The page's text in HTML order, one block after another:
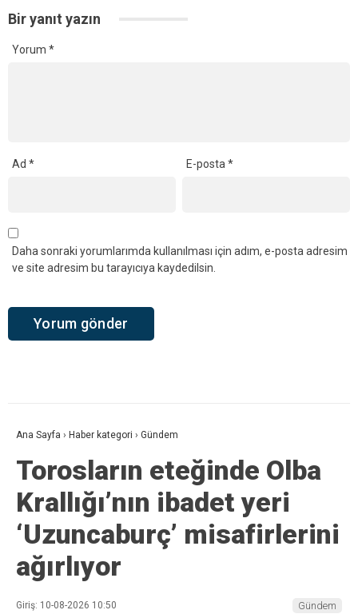
Bir yanıt yazın
Yorum *
Ad * E-posta*
Daha sonraki yorumlarımda kullanılması için adım, e-posta adresim
ve site adresim bu tarayıcıya kaydedilsin.
Ana Sayfa › Haber kategori › Gündem
Torosların eteğinde Olba
Krallığı’nın ibadet yeri
‘Uzuncaburç’ misafirlerini
ağırlıyor
Giriş: 10-08-2026 10:50
Gündem